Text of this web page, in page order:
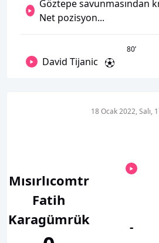
Göztepe savunmasından
Net pozisyon...
80’
David Tijanic
Mısırlıcomtr
Fatih
Karagümrük
18 Ocak 2022, Salı,
-